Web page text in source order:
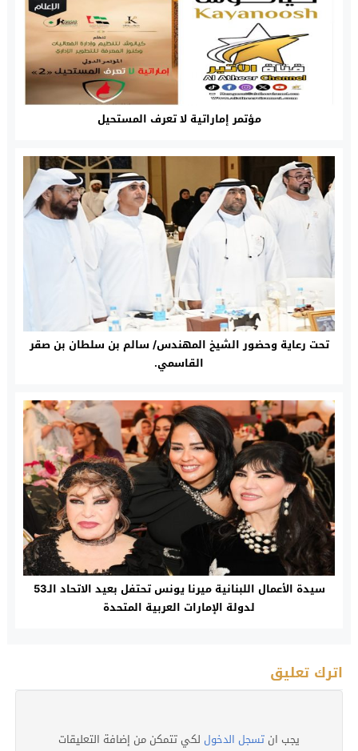
مؤتمر إماراتية لا تعرف المستحيل
تحت رعاية وحضور الشيخ المهندس/ سالم بن سلطان بن صقر
القاسمي.
سيدة الأعمال اللبنانية ميرنا يونس تحتفل بعيد الاتحاد الـ53
لدولة الإمارات العربية المتحدة
اترك تعليق
يجب ان تسجل الدخول لكي تتمكن من إضافة التعليقات